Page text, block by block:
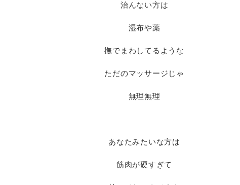
治んない方は
湿布や薬
撫でまわしてるような
ただのマッサージじゃ
無理無理
あなたみたいな方は
筋肉が硬すぎて